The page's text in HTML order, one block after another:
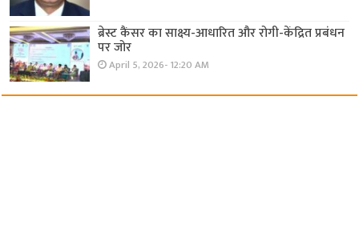
ब्रेस्ट कैंसर का साक्ष्य-आधारित और रोगी-केंद्रित प्रबंधन
पर जोर
April 5, 2026- 12:20 AM